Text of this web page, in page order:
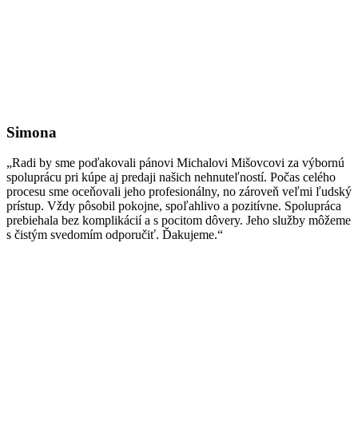
Simona
„Radi by sme poďakovali pánovi Michalovi Mišovcovi za výbornú
spoluprácu pri kúpe aj predaji našich nehnuteľností. Počas celého
procesu sme oceňovali jeho profesionálny, no zároveň veľmi ľudský
prístup. Vždy pôsobil pokojne, spoľahlivo a pozitívne. Spolupráca
prebiehala bez komplikácií a s pocitom dôvery. Jeho služby môžeme
s čistým svedomím odporučiť. Ďakujeme.“